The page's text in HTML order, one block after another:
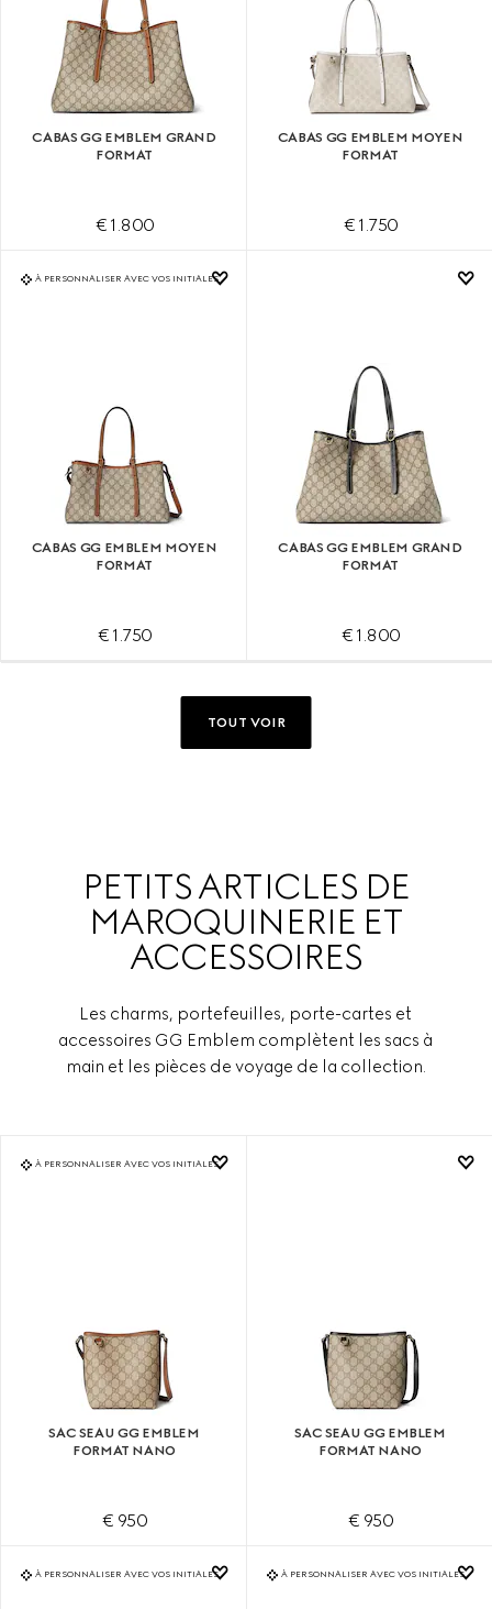
CABAS GG EMBLEM GRAND
FORMAT
€ 1.800
CABAS GG EMBLEM MOYEN
FORMAT
€ 1.750
À PERSONNALISER AVEC VOS INITIALES
CABAS GG EMBLEM MOYEN
FORMAT
€ 1.750
CABAS GG EMBLEM GRAND
FORMAT
€ 1.800
TOUT VOIR
PETITS ARTICLES DE
MAROQUINERIE ET
ACCESSOIRES
Les charms, portefeuilles, porte-cartes et
accessoires GG Emblem complètent les sacs à
main et les pièces de voyage de la collection.
À PERSONNALISER AVEC VOS INITIALES
SAC SEAU GG EMBLEM
FORMAT NANO
€ 950
SAC SEAU GG EMBLEM
FORMAT NANO
€ 950
À PERSONNALISER AVEC VOS INITIALES À PERSONNALISER AVEC VOS INITIALES